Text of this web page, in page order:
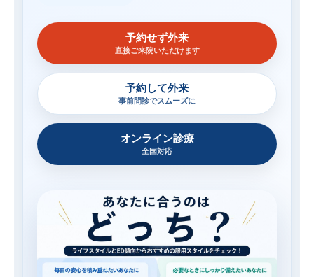
予約せず外来
直接ご来院いただけます
予約して外来
事前問診でスムーズに
オンライン診療
全国対応